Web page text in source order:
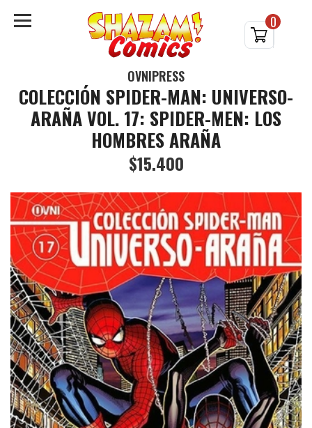
0
OVNIPRESS
COLECCIÓN SPIDER-MAN: UNIVERSO-
ARAÑA VOL. 17: SPIDER-MEN: LOS
HOMBRES ARAÑA
$15.400